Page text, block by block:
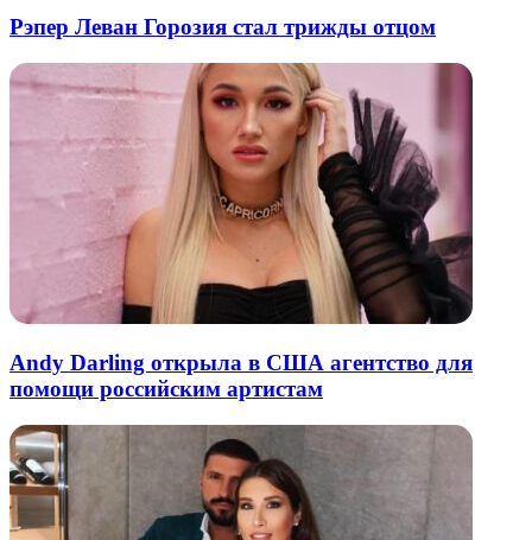
Рэпер Леван Горозия стал трижды отцом
Andy Darling открыла в США агентство для
помощи российским артистам